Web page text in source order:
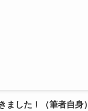
ました！（筆者自身）